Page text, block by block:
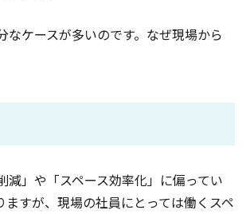
ケースが多いのです。なぜ現場から
」や「スペース効率化」に偏ってい
すが、現場の社員にとっては働くスペ